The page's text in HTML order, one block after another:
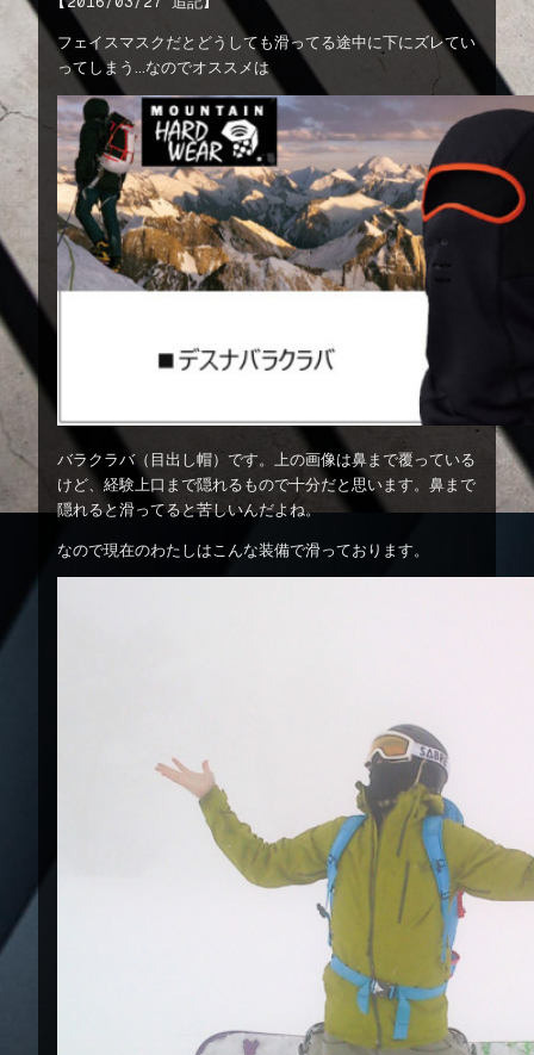
フェイスマスクだとどうしても滑ってる途中に下にズレてい
ってしまう…なのでオススメは
バラクラバ（目出し帽）です。上の画像は鼻まで覆っている
けど、経験上口まで隠れるもので十分だと思います。鼻まで
隠れると滑ってると苦しいんだよね。
なので現在のわたしはこんな装備で滑っております。